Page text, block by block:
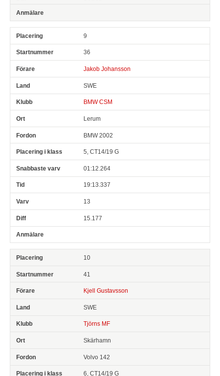
9
36
Jakob Johansson
SWE
BMW CSM
Lerum
BMW 2002
5, CT14/19 G
01:12.264
19:13.337
13
15.177
10
41
Kjell Gustavsson
SWE
Tjörns MF
Skärhamn
Volvo 142
6, CT14/19 G